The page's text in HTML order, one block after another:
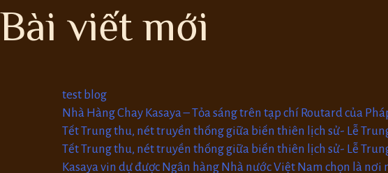
Bài viết mới
test blog
Nhà Hàng Chay Kasaya – Tỏa sáng trên tạp chí Routard của
Tết Trung thu, nét truyền thống giữa biến thiên lịch sử- Lễ
Tết Trung thu, nét truyền thống giữa biến thiên lịch sử- Lễ
Kasaya vin dự được Ngân hàng Nhà nước Việt Nam chọn là